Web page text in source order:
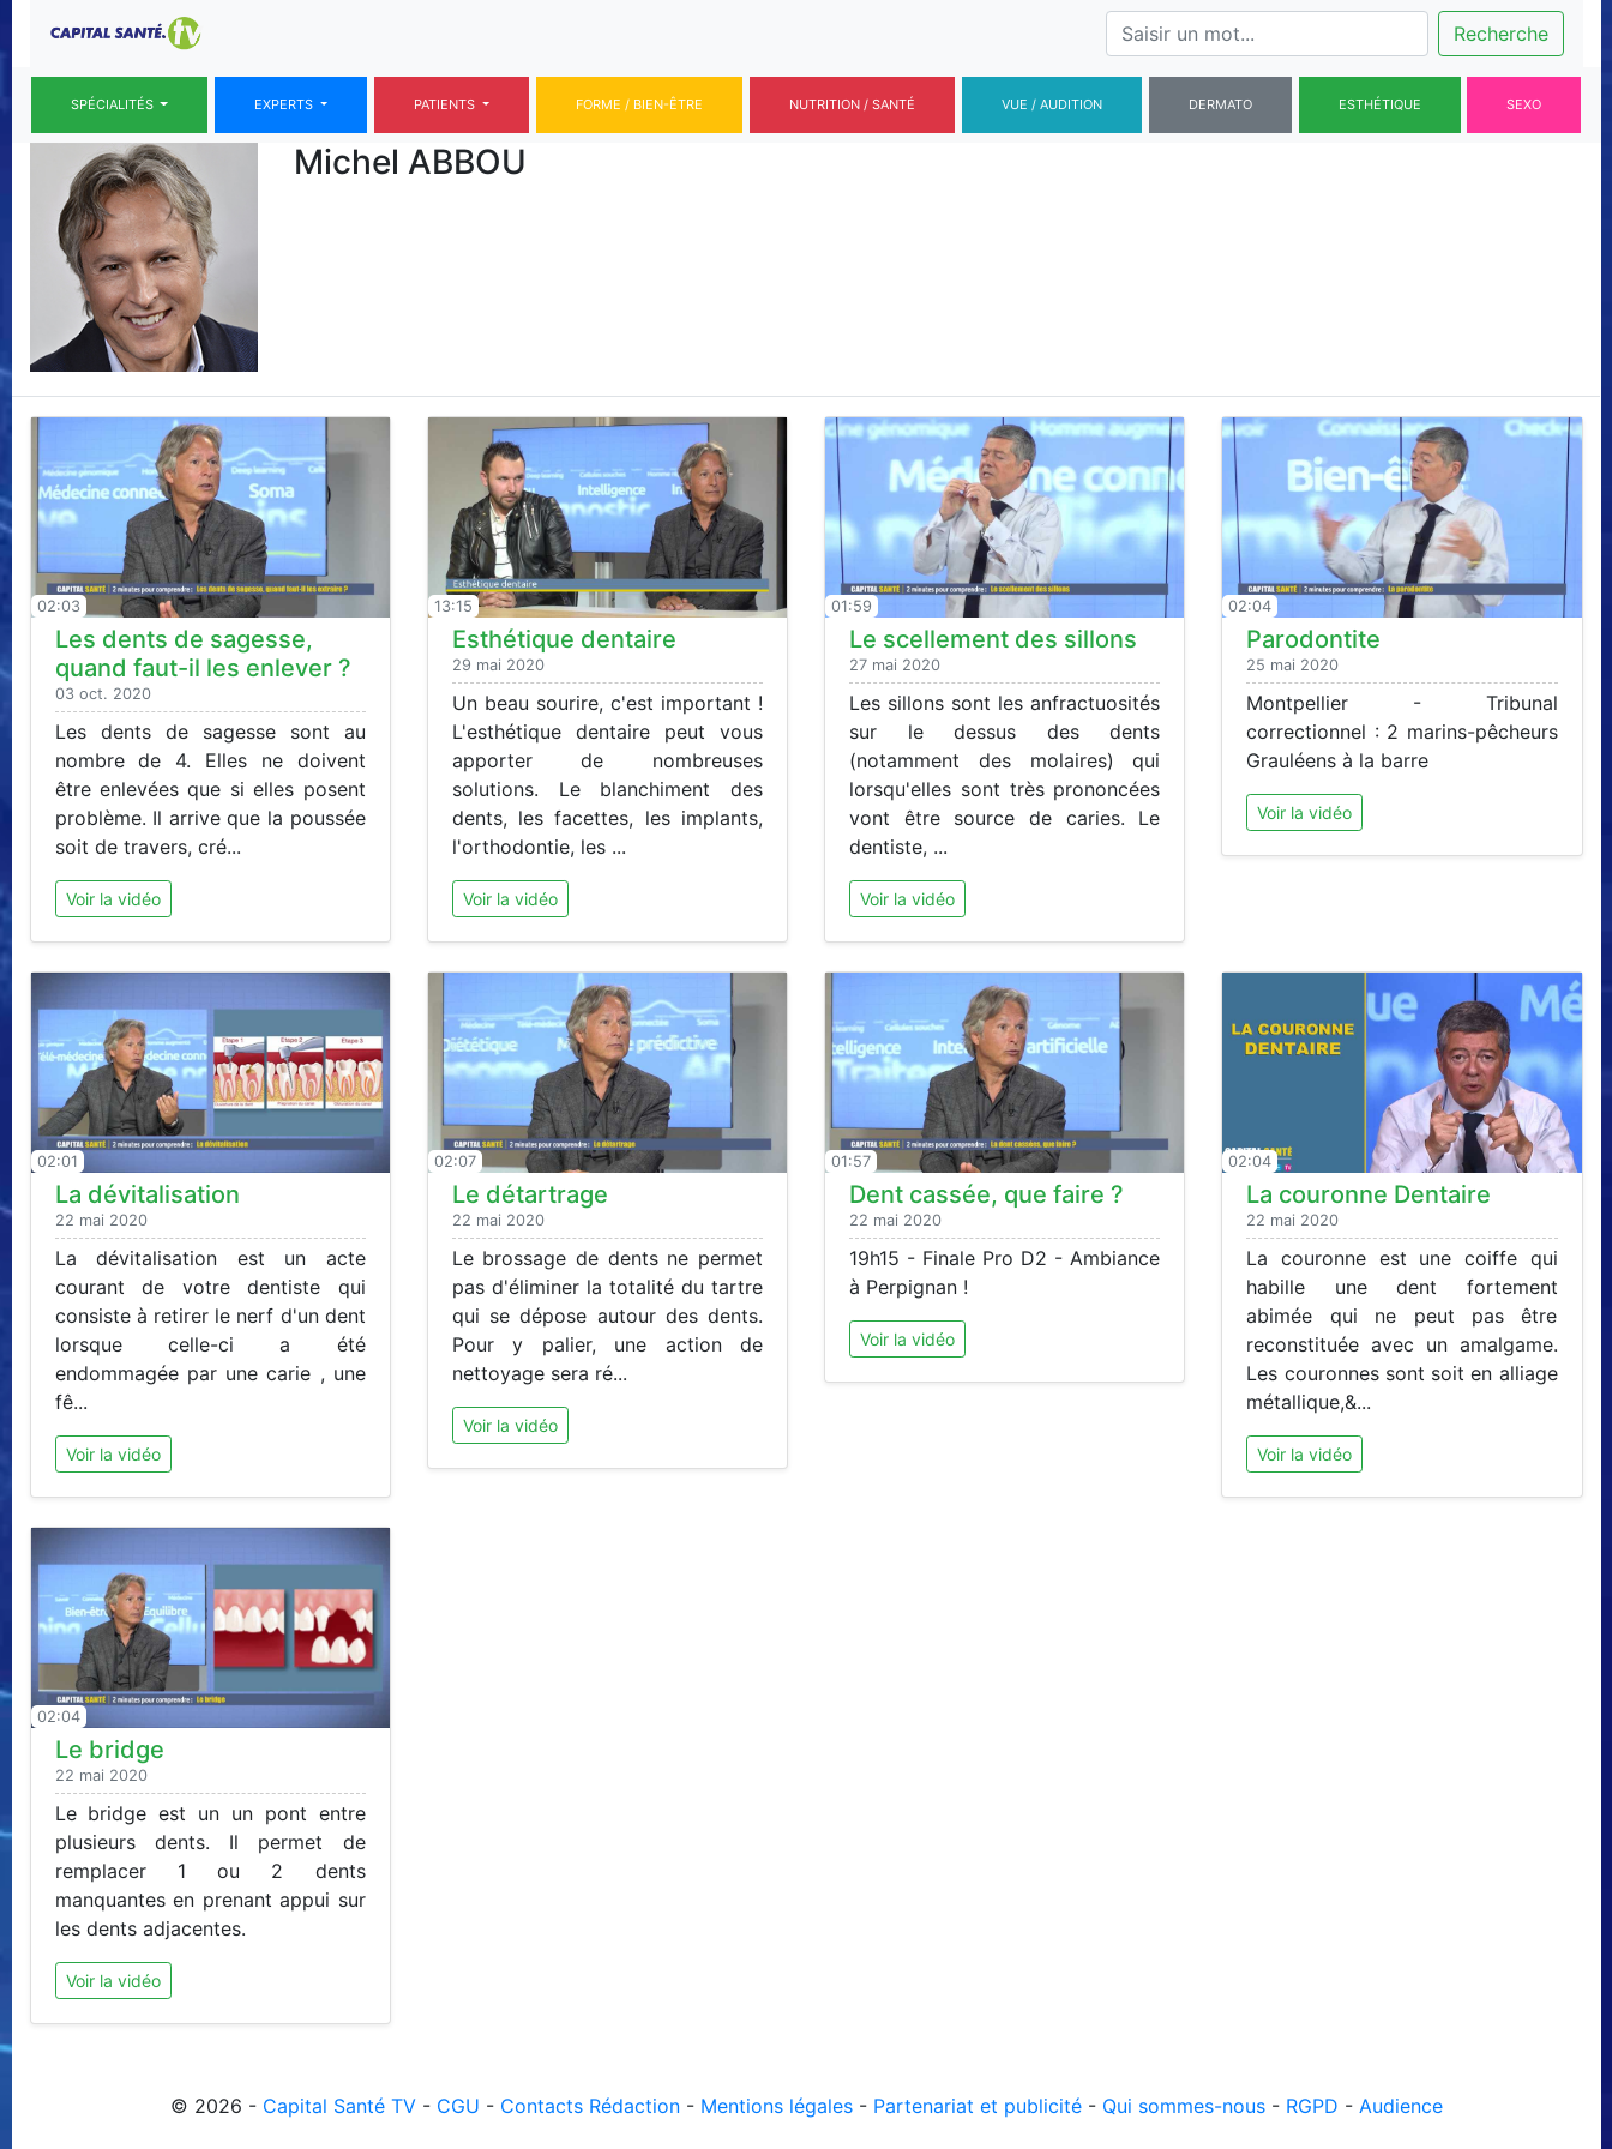
Recherche
SPÉCIALITÉS EXPERTS PATIENTS FORME / BIEN-ÊTRE NUTRITION / SANTÉ VUE / AUDITION DERMATO ESTHÉTIQUE SEXO
Michel ABBOU
02:03
Les dents de sagesse,
quand faut-il les enlever ?
03 oct. 2020
Les dents de sagesse sont au
nombre de 4. Elles ne doivent
être enlevées que si elles posent
problème. Il arrive que la poussée
soit de travers, cré...
Voir la vidéo
13:15
Esthétique dentaire
29 mai 2020
Un beau sourire, c'est important !
L'esthétique dentaire peut vous
apporter de nombreuses
solutions. Le blanchiment des
dents, les facettes, les implants,
l'orthodontie, les ...
Voir la vidéo
01:59
Le scellement des sillons
27 mai 2020
Les sillons sont les anfractuosités
sur le dessus des dents
(notamment des molaires) qui
lorsqu'elles sont très prononcées
vont être source de caries. Le
dentiste, ...
Voir la vidéo
02:04
Parodontite
25 mai 2020
Montpellier - Tribunal
correctionnel : 2 marins-pêcheurs
Grauléens à la barre
Voir la vidéo
02:01
La dévitalisation
22 mai 2020
La dévitalisation est un acte
courant de votre dentiste qui
consiste à retirer le nerf d'un dent
lorsque celle-ci a été
endommagée par une carie , une
fê...
Voir la vidéo
02:07
Le détartrage
22 mai 2020
Le brossage de dents ne permet
pas d'éliminer la totalité du tartre
qui se dépose autour des dents.
Pour y palier, une action de
nettoyage sera ré...
Voir la vidéo
01:57
Dent cassée, que faire ?
22 mai 2020
19h15 - Finale Pro D2 - Ambiance
à Perpignan !
Voir la vidéo
02:04
La couronne Dentaire
22 mai 2020
La couronne est une coiffe qui
habille une dent fortement
abimée qui ne peut pas être
reconstituée avec un amalgame.
Les couronnes sont soit en alliage
métallique,&...
Voir la vidéo
02:04
Le bridge
22 mai 2020
Le bridge est un un pont entre
plusieurs dents. Il permet de
remplacer 1 ou 2 dents
manquantes en prenant appui sur
les dents adjacentes.
Voir la vidéo
© 2026 - Capital Santé TV- CGU - Contacts Rédaction- Mentions légales- Partenariat et publicité- Qui sommes-nous- RGPD - Audience